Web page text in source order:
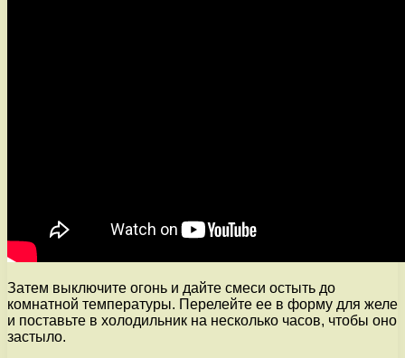
Затем выключите огонь и дайте смеси остыть до
комнатной температуры. Перелейте ее в форму для желе
и поставьте в холодильник на несколько часов, чтобы оно
застыло.